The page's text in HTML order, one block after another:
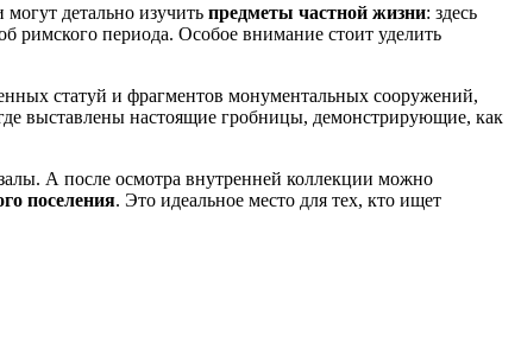
детально изучить предметы частной жизни: здесь
римского периода. Особое внимание стоит уделить
статуй и фрагментов монументальных сооружений,
выставлены настоящие гробницы, демонстрирующие, как
А после осмотра внутренней коллекции можно
поселения. Это идеальное место для тех, кто ищет